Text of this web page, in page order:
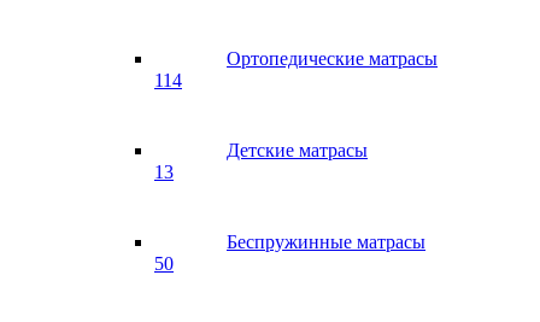
Ортопедические матрасы
114
Детские матрасы
13
Беспружинные матрасы
50